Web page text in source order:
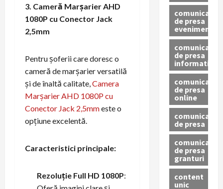
3. Cameră Marșarier AHD
1080P cu Conector Jack
2,5mm
Pentru șoferii care doresc o
cameră de marșarier versatilă
și de înaltă calitate,Camera
Marșarier AHD 1080P cu
Conector Jack 2,5mmeste o
opțiune excelentă.
Caracteristici principale:
Rezoluție Full HD 1080P:
comunicat
de presa
eveniment
comunicat
de presa
informativ
comunicat
de presa
online
comunicate
de presa
comunicate
de presa
granturi
content
unic